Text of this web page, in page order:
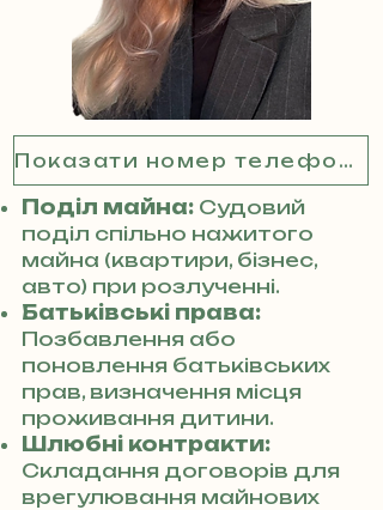
Показати номер телефону
Поділ майна: Судовий
поділ спільно нажитого
майна (квартири, бізнес,
авто) при розлученні.
Батьківські права:
Позбавлення або
поновлення батьківських
прав, визначення місця
проживання дитини.
Шлюбні контракти:
Складання договорів для
врегулювання майнових